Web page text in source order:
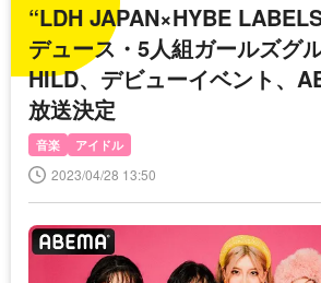
“LDH JAPAN×HYBE
デュース・5人組ガールズグ
HILD、デビューイベント、
放送決定
音楽 アイドル
2023/04/28 13:50